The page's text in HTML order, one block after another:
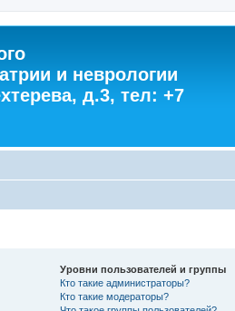
и неврологии
д.3, тел: +7
Уровни пользователей и группы
Кто такие администраторы?
Кто такие модераторы?